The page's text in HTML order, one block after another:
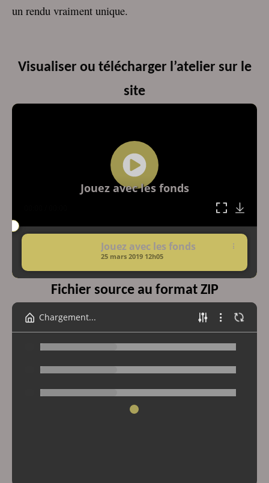
un rendu vraiment unique.
Visualiser ou télécharger l’atelier sur le
site
Lecteur
Jouez avec les fonds
Jouez avec les fonds
25 mars 2019 12h05
Fichier source au format ZIP
Chargement...